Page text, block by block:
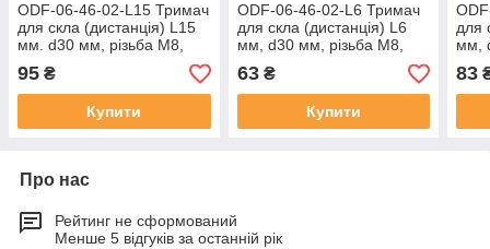
ODF-06-46-02-L15 Тримач
для скла (дистанція) L15
мм. d30 мм, різьбa М8,
полірований
95 ₴
Купити
ODF-06-46-02-L6 Тримач
для скла (дистанція) L6
мм, d30 мм, різьбa М8,
полірований
63₴
Купити
для
мм,
83
Про нас
Рейтинг не сформований
Менше 5 відгуків за останній рік